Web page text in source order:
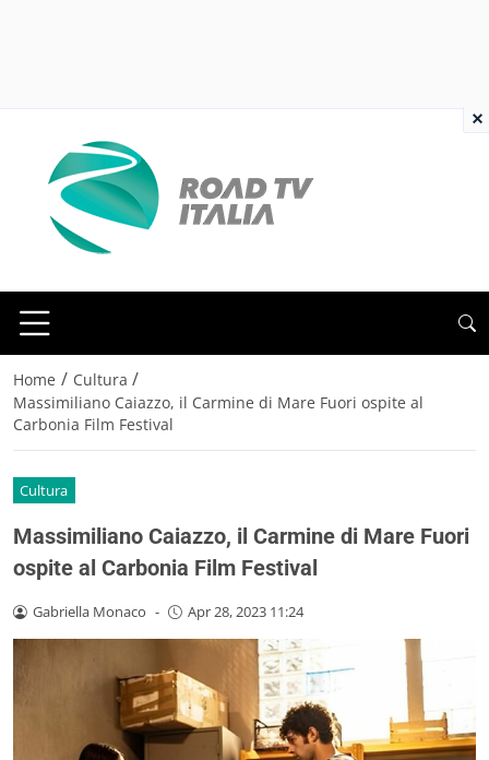
Home / Cultura /
Massimiliano Caiazzo, il Carmine di Mare Fuori ospite al
Carbonia Film Festival
Cultura
Massimiliano Caiazzo, il Carmine di Mare Fuori
ospite al Carbonia Film Festival
Gabriella Monaco - Apr 28, 2023 11:24
×